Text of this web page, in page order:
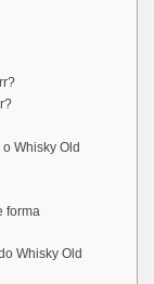
Whisky Old
forma
Whisky Old